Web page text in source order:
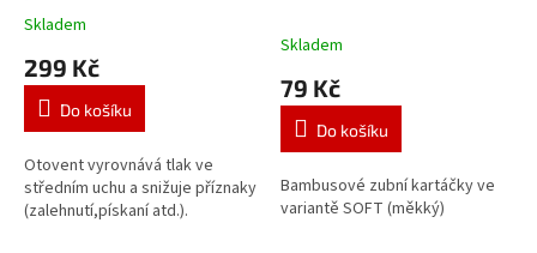
sada
Průměrné
produktu
5,0
5
hvězdiček.
Skladem
299 Kč
Do košíku
Otovent vyrovnává tlak ve
středním uchu a snižuje příznaky
(zalehnutí,pískaní atd.).
Skladem
79 Kč
Do košíku
Bambusové zubní kartáčky ve
variantě SOFT (měkký)